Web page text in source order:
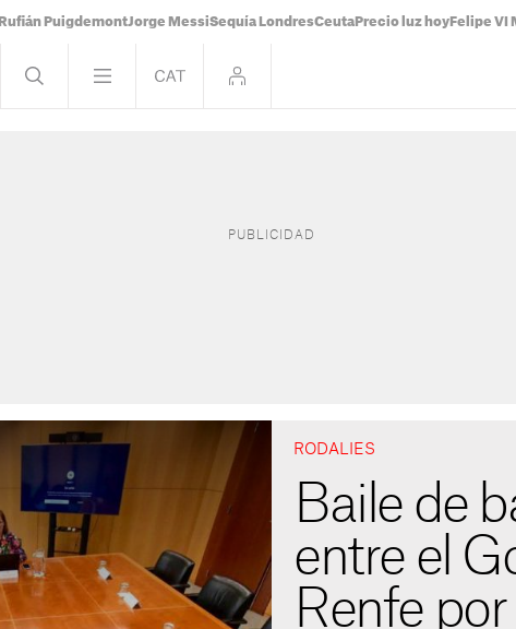
Rufián PuigdemontJorge MessiSequía LondresCeuta Precio luz hoy Felipe VI
RODALIES
Baile de
entre el
Renfe